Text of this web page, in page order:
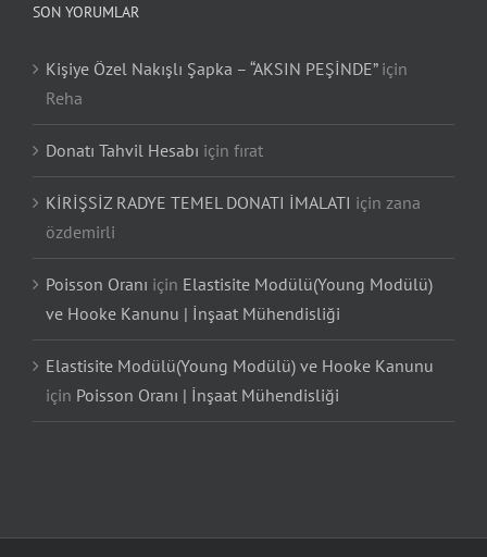
SON YORUMLAR
Kişiye Özel Nakışlı Şapka – “AKSIN PEŞİNDE”için
Reha
Donatı Tahvil Hesabı için fırat
KİRİŞSİZ RADYE TEMEL DONATI İMALATI için zana
özdemirli
Poisson Oranı için Elastisite Modülü(Young Modülü)
ve Hooke Kanunu | İnşaat Mühendisliği
Elastisite Modülü(Young Modülü) ve Hooke Kanunu
için Poisson Oranı | İnşaat Mühendisliği